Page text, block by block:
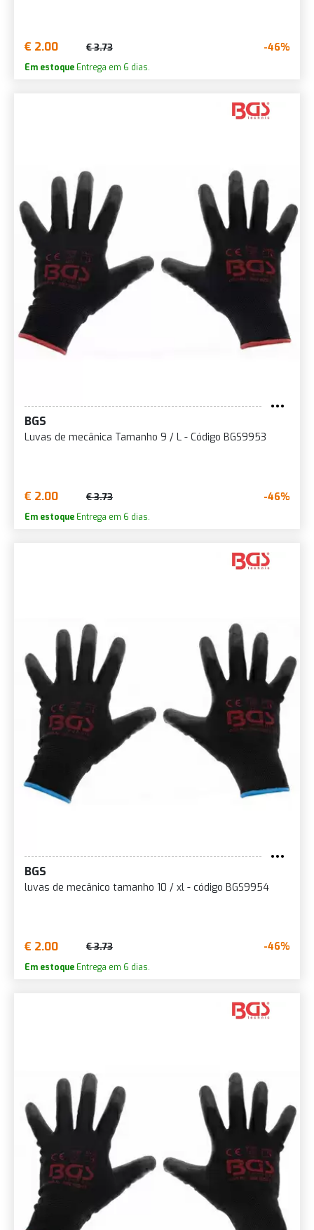
€ 2.00 € 3.73 -46%
Em estoque Entrega em 6 dias.
BGS
Luvas de mecânica Tamanho 9 / L - Código BGS9953
€ 2.00 € 3.73 -46%
Em estoque Entrega em 6 dias.
BGS
luvas de mecânico tamanho 10 / xl - código BGS9954
€ 2.00 € 3.73 -46%
Em estoque Entrega em 6 dias.